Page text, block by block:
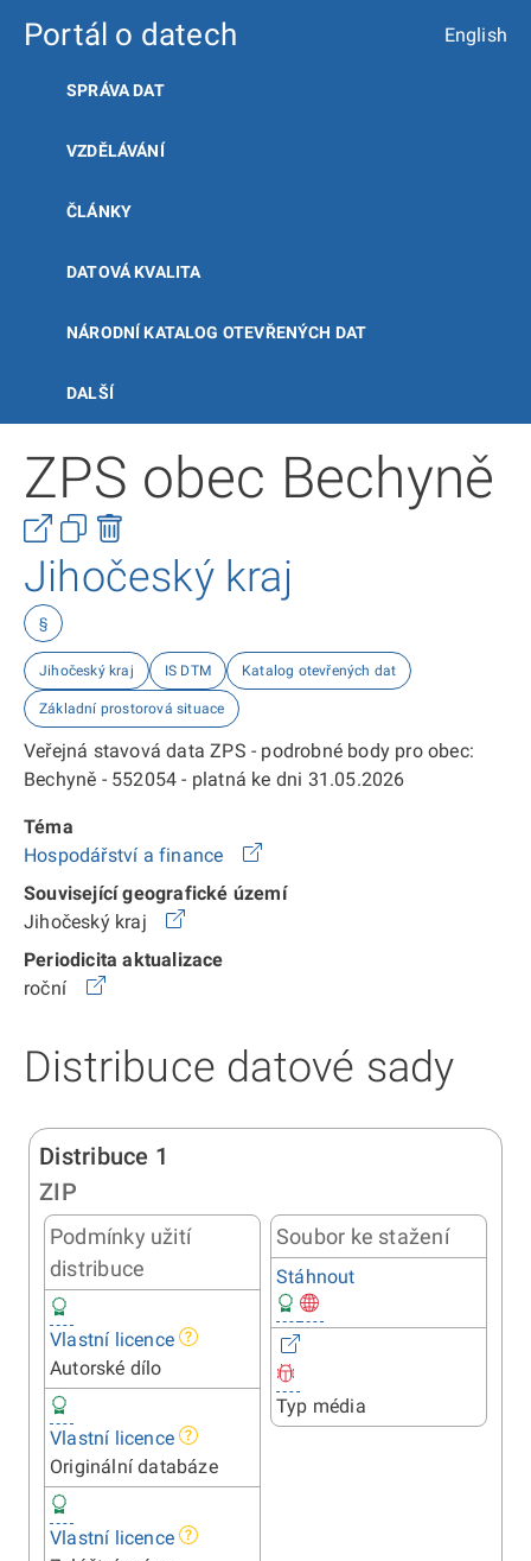
Portál o datech English
SPRÁVA DAT
VZDĚLÁVÁNÍ
ČLÁNKY
DATOVÁ KVALITA
NÁRODNÍ KATALOG OTEVŘENÝCH DAT
DALŠÍ
ZPS obec Bechyně
Jihočeský kraj
§
Jihočeský kraj IS DTM Katalog otevřených dat
Základní prostorová situace
Veřejná stavová data ZPS - podrobné body pro obec:
Bechyně - 552054 - platná ke dni 31.05.2026
Téma
Hospodářství a finance
Související geografické území
Jihočeský kraj
Periodicita aktualizace
roční
Distribuce datové sady
Distribuce 1
ZIP
Podmínky užití
distribuce
Vlastní licence
Autorské dílo
Vlastní licence
Originální databáze
Vlastní licence
Soubor ke stažení
Stáhnout
Typ média